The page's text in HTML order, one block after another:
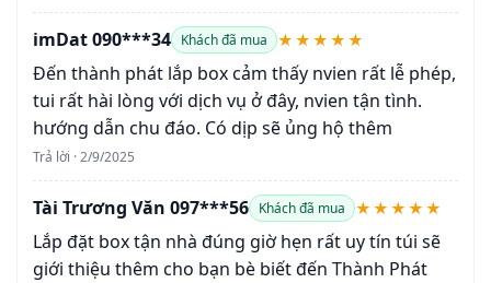
imDat 090***34 Khách đã mua ★★★★★
Đến thành phát lắp box cảm thấy nvien rất lễ phép,
tui rất hài lòng với dịch vụ ở đây, nvien tận tình.
hướng dẫn chu đáo. Có dịp sẽ ủng hộ thêm
Trả lời · 2/9/2025
Tài Trương Văn 097***56 Khách đã mua ★★★★★
Lắp đặt box tận nhà đúng giờ hẹn rất uy tín túi sẽ
giới thiệu thêm cho bạn bè biết đến Thành Phát